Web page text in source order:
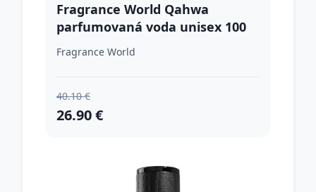
Fragrance World Qahwa
parfumovaná voda unisex 100
ml
Fragrance World
40.10 €
26.90 €